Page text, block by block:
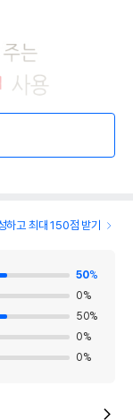
하고 최대 150점 받기
50%
0%
50%
0%
0%